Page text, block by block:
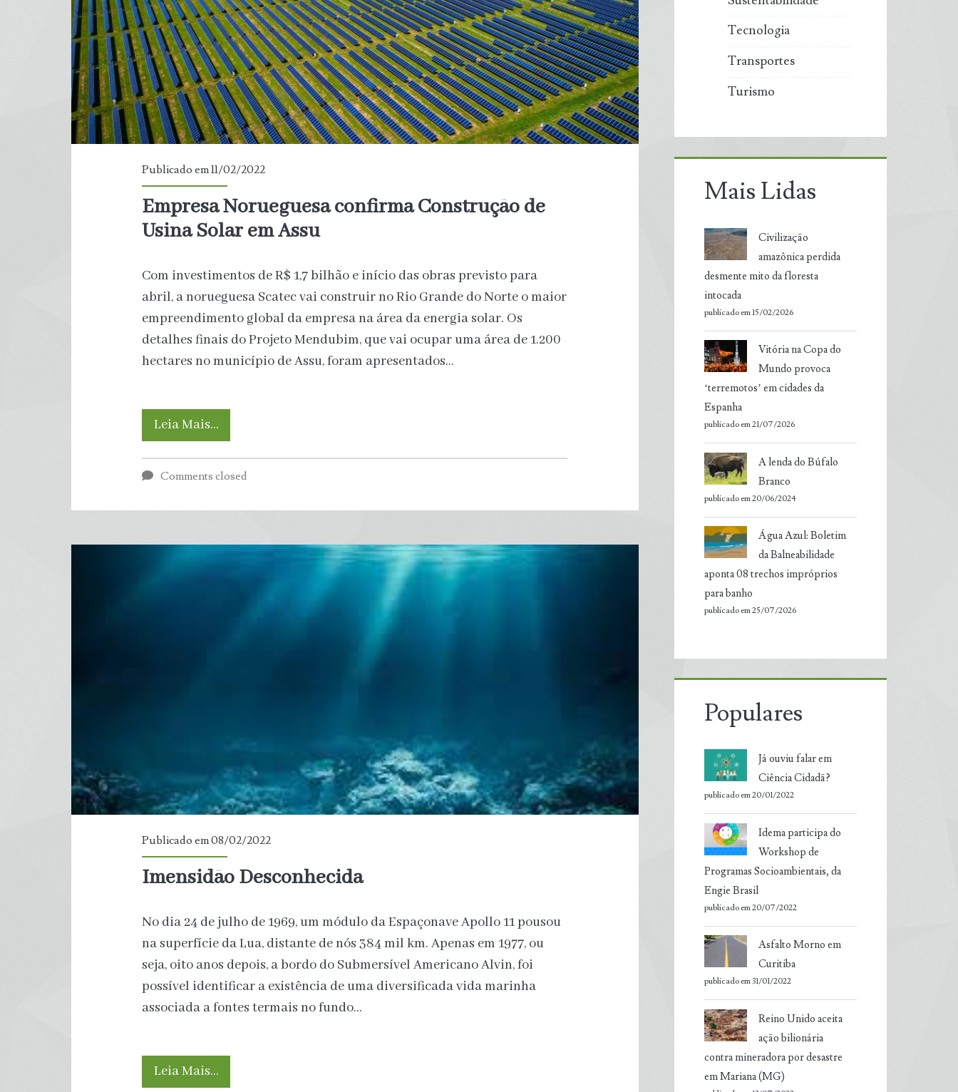
de
Vírus
Publicado em 11/02/2022
Empresa Norueguesa confirma Construção de
Usina Solar em Assu
Com investimentos de R$ 1,7 bilhão e início das obras previsto para
abril, a norueguesa Scatec vai construir no Rio Grande do Norte o maior
empreendimento global da empresa na área da energia solar. Os
detalhes finais do Projeto Mendubim, que vai ocupar uma área de 1.200
hectares no município de Assu, foram apresentados…
Leia Mais…Empresa
Norueguesa
de
Comments closed
Publicado em 08/02/2022
Imensidão Desconhecida
No dia 24 de julho de 1969, um módulo da Espaçonave Apollo 11 pousou
na superfície da Lua, distante de nós 384 mil km. Apenas em 1977, ou
seja, oito anos depois, a bordo do Submersível Americano Alvin, foi
possível identificar a existência de uma diversificada vida marinha
associada a fontes termais no fundo…
Leia Mais…Imensidão
Tecnologia
Transportes
Turismo
Mais Lidas
Civilização
amazônica perdida
desmente mito da floresta
intocada
publicado em 15/02/2026
Vitória na Copa do
Mundo provoca
‘terremotos’ em cidades da
Espanha
publicado em 21/07/2026
A lenda do Búfalo
Branco
publicado em 20/06/2024
Água Azul: Boletim
da Balneabilidade
aponta 08 trechos impróprios
para banho
publicado em 25/07/2026
Populares
Já ouviu falar em
Ciência Cidadã?
publicado em 20/01/2022
Idema participa do
Workshop de
Programas Socioambientais, da
Engie Brasil
publicado em 20/07/2022
Asfalto Morno em
Curitiba
publicado em 31/01/2022
Reino Unido aceita
ação bilionária
contra mineradora por desastre
em Mariana (MG)